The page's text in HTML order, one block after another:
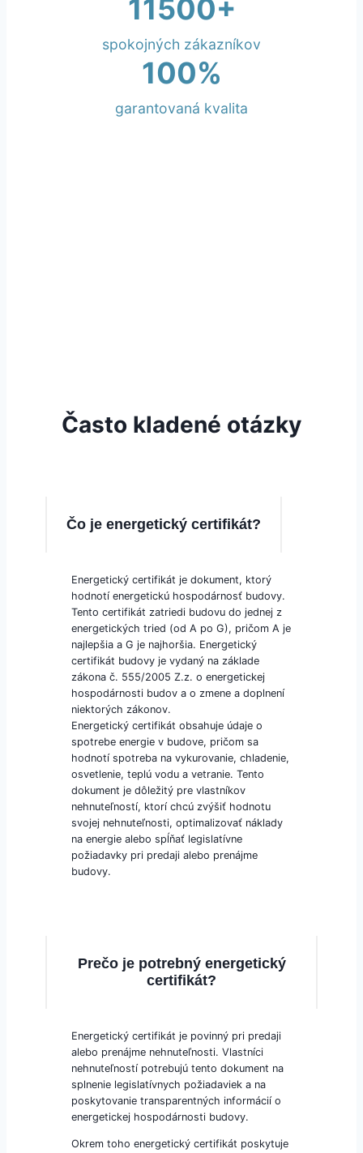
11500+
spokojných zákazníkov
100%
garantovaná kvalita
Často kladené otázky
Čo je energetický certifikát?
Energetický certifikát je dokument, ktorý
hodnotí energetickú hospodárnosť budovy.
Tento certifikát zatriedi budovu do jednej z
energetických tried (od A po G), pričom A je
najlepšia a G je najhoršia. Energetický
certifikát budovy je vydaný na základe
zákona č. 555/2005 Z.z. o energetickej
hospodárnosti budov a o zmene a doplnení
niektorých zákonov.
Energetický certifikát obsahuje údaje o
spotrebe energie v budove, pričom sa
hodnotí spotreba na vykurovanie, chladenie,
osvetlenie, teplú vodu a vetranie. Tento
dokument je dôležitý pre vlastníkov
nehnuteľností, ktorí chcú zvýšiť hodnotu
svojej nehnuteľnosti, optimalizovať náklady
na energie alebo spĺňať legislatívne
požiadavky pri predaji alebo prenájme
budovy.
Prečo je potrebný energetický
certifikát?
Energetický certifikát je povinný pri predaji
alebo prenájme nehnuteľnosti. Vlastníci
nehnuteľností potrebujú tento dokument na
splnenie legislatívnych požiadaviek a na
poskytovanie transparentných informácií o
energetickej hospodárnosti budovy.
Okrem toho energetický certifikát poskytuje